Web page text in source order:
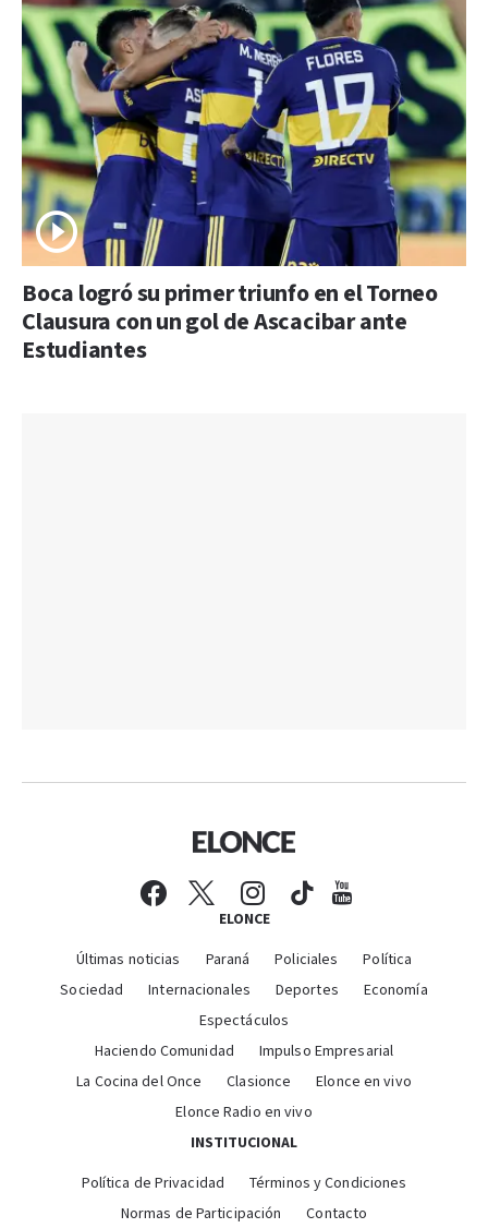
Boca logró su primer triunfo en el Torneo
Clausura con un gol de Ascacibar ante
Estudiantes
ELONCE
Últimas noticias Paraná Policiales
Política
Sociedad
Internacionales Deportes
Economía
Espectáculos
Haciendo Comunidad
Impulso Empresarial
La Cocina del Once
Clasionce
Elonce en vivo
Elonce Radio en vivo
INSTITUCIONAL
Política de Privacidad
Términos y Condiciones
Normas de Participación
Contacto